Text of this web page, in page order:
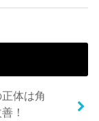
体は角
！